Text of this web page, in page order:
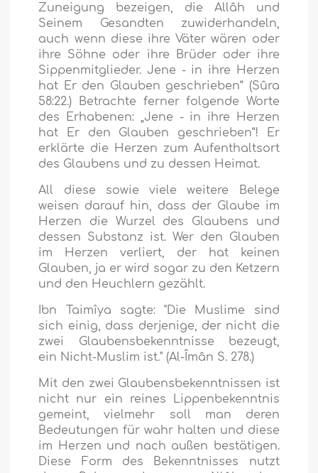
Zuneigung bezeigen, die Allâh und
Seinem Gesandten zuwiderhandeln,
auch wenn diese ihre Väter wären oder
ihre Söhne oder ihre Brüder oder ihre
Sippenmitglieder. Jene - in ihre Herzen
hat Er den Glauben geschrieben“ (Sûra
58:22.) Betrachte ferner folgende Worte
des Erhabenen: „Jene - in ihre Herzen
hat Er den Glauben geschrieben“!
Er
erklärte die Herzen zum Aufenthaltsort
des Glaubens und zu dessen Heimat.
All diese sowie viele weitere Belege
weisen darauf hin, dass der Glaube im
Herzen die Wurzel des Glaubens und
dessen Substanz ist. Wer den Glauben
im Herzen verliert, der hat keinen
Glauben, ja er wird sogar zu den Ketzern
und den Heuchlern gezählt.
Ibn Taimîya sagte: "Die Muslime sind
sich einig, dass derjenige, der nicht die
zwei Glaubensbekenntnisse bezeugt,
ein Nicht-Muslim ist." (Al-Îmân S. 278.)
Mit den zwei Glaubensbekenntnissen ist
nicht nur ein reines Lippenbekenntnis
gemeint, vielmehr soll man deren
Bedeutungen für wahr halten und diese
im Herzen und nach außen bestätigen.
Diese Form des Bekenntnisses nutzt